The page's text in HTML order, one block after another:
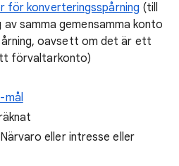
för konverteringsspårning (till
av samma gemensamma konto
oavsett om det är ett
förvaltarkonto)
mål
eller intresse eller